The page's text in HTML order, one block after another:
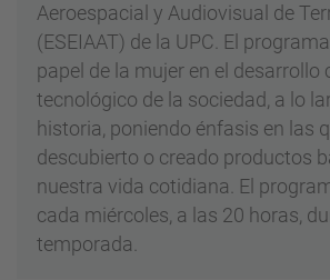
Aeroespacial y Audiovisual de
(ESEIAAT) de la UPC. El
papel de la mujer en el desarrollo
tecnológico de la sociedad, a lo
historia, poniendo énfasis en las
descubierto o creado productos
nuestra vida cotidiana. El
cada miércoles, a las 20 horas,
temporada.